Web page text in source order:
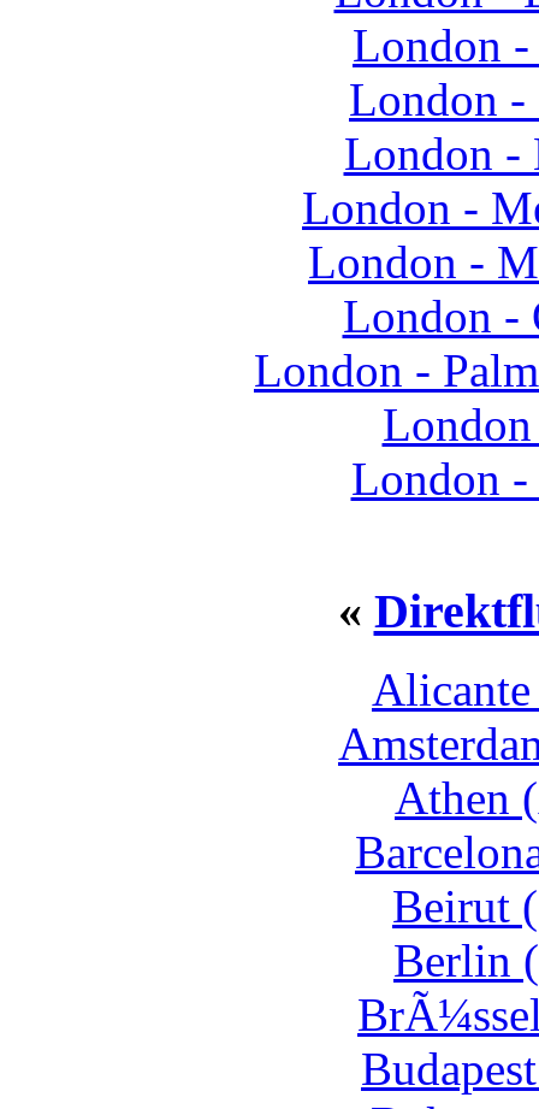
London
London
London -
London -
London -
London -
London -
London
«
Athen
Beirut
Berlin